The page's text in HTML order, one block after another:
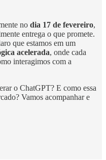
no dia 17 de fevereiro,
entrega o que promete.
que estamos em um
acelerada, onde cada
interagimos com a
o ChatGPT? E como essa
Vamos acompanhar e